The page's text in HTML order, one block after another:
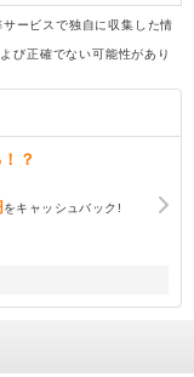
ービスで独自に収集した情
び正確でない可能性があり
？
をキャッシュバック!